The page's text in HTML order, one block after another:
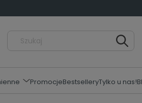
PromocjeBestselleryTylko u nas!